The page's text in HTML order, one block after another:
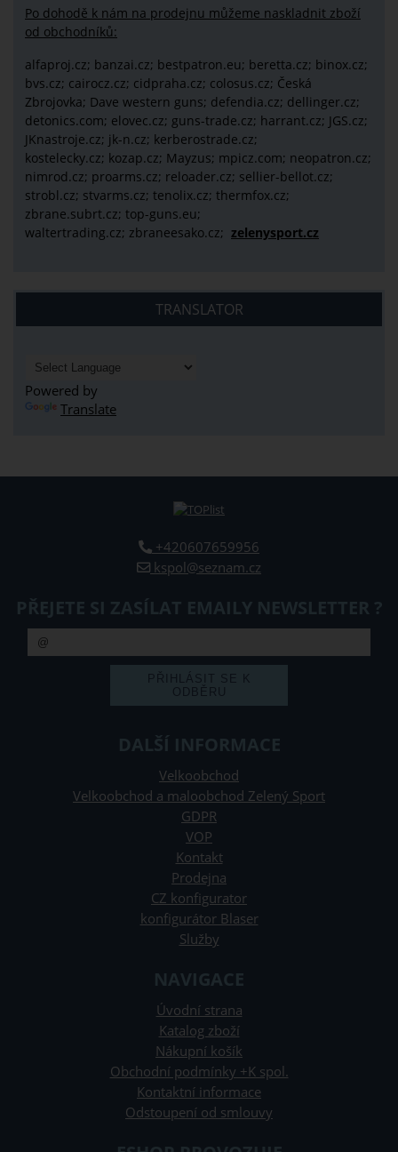
Po dohodě k nám na prodejnu můžeme naskladnit zboží
od obchodníků:
alfaproj.cz; banzai.cz; bestpatron.eu; beretta.cz; binox.cz;
bvs.cz; cairocz.cz; cidpraha.cz; colosus.cz; Česká
Zbrojovka; Dave western guns; defendia.cz; dellinger.cz;
detonics.com; elovec.cz; guns-trade.cz; harrant.cz; JGS.cz;
JKnastroje.cz; jk-n.cz; kerberostrade.cz;
kostelecky.cz; kozap.cz; Mayzus; mpicz.com; neopatron.cz;
nimrod.cz; proarms.cz; reloader.cz; sellier-bellot.cz;
strobl.cz; stvarms.cz; tenolix.cz; thermfox.cz;
zbrane.subrt.cz; top-guns.eu;
waltertrading.cz; zbraneesako.cz; zelenysport.cz
TRANSLATOR
Powered by
Translate
+420607659956
kspol@seznam.cz
PŘEJETE SI ZASÍLAT EMAILY NEWSLETTER ?
DALŠÍ INFORMACE
Velkoobchod
Velkoobchod a maloobchod Zelený Sport
GDPR
VOP
Kontakt
Prodejna
CZ konfigurator
konfigurátor Blaser
Služby
NAVIGACE
Úvodní strana
Katalog zboží
Nákupní košík
Obchodní podmínky +K spol.
Kontaktní informace
Odstoupení od smlouvy